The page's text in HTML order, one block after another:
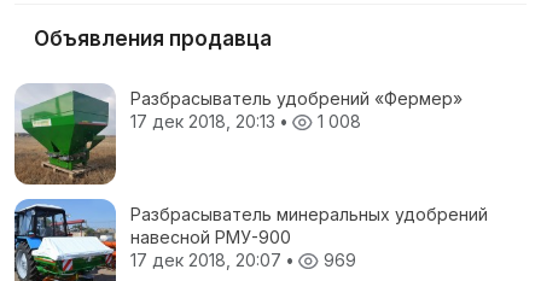
Объявления продавца
Разбрасыватель удобрений «Фермер»
17 дек 2018, 20:13 • 1 008
Разбрасыватель минеральных удобрений
навесной РМУ-900
17 дек 2018, 20:07 • 969